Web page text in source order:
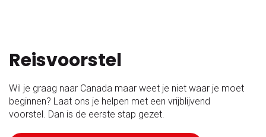
Reisvoorstel
Wil je graag naar Canada maar weet je niet waar je moet
beginnen? Laat ons je helpen met een vrijblijvend
voorstel. Dan is de eerste stap gezet.